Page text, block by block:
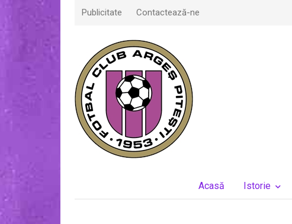
Publicitate Contactează-ne
Acasă Istorie